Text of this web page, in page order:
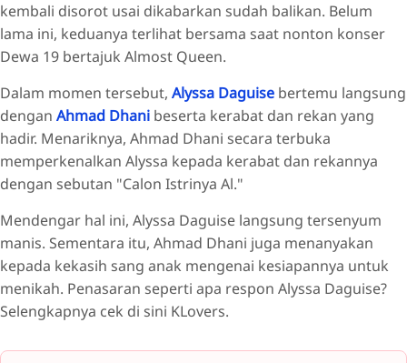
kembali disorot usai dikabarkan sudah balikan. Belum
lama ini, keduanya terlihat bersama saat nonton konser
Dewa 19 bertajuk Almost Queen.
Dalam momen tersebut, Alyssa Daguise bertemu langsung
dengan Ahmad Dhani beserta kerabat dan rekan yang
hadir. Menariknya, Ahmad Dhani secara terbuka
memperkenalkan Alyssa kepada kerabat dan rekannya
dengan sebutan "Calon Istrinya Al."
Mendengar hal ini, Alyssa Daguise langsung tersenyum
manis. Sementara itu, Ahmad Dhani juga menanyakan
kepada kekasih sang anak mengenai kesiapannya untuk
menikah. Penasaran seperti apa respon Alyssa Daguise?
Selengkapnya cek di sini KLovers.